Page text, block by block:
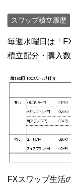
スワップ積立履歴
毎週水曜日は「
積立配分・購入
FXスワップ生活